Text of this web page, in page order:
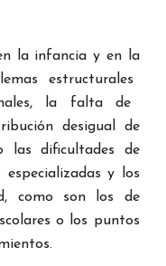
la infanciay en la
estructurales
les, la falta
de
desigual de
las dificultades de
especializadasy
los
como son los de
olos puntos
.